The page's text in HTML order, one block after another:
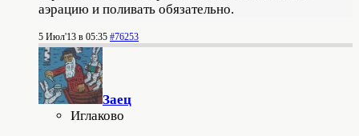
аэрацию и поливать обязательно.
5 Июл'13 в 05:35 #76253
Заец
Иглаково